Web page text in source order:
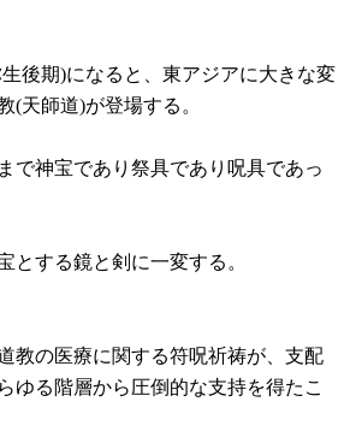
後期)になると、東アジアに大きな変
(天師道)が登場する。
で神宝であり祭具であり呪具であっ
とする鏡と剣に一変する。
教の医療に関する符呪祈祷が、支配
ゆる階層から圧倒的な支持を得たこ